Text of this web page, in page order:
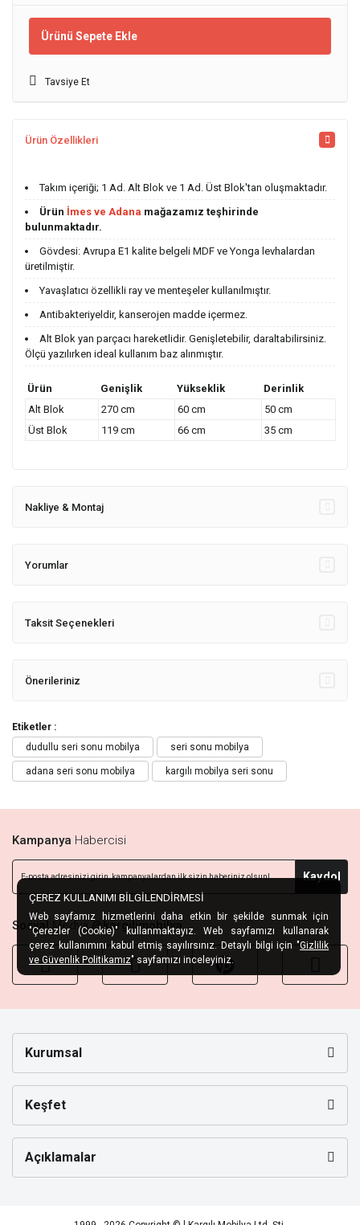
Ürünü Sepete Ekle
Tavsiye Et
Ürün Özellikleri
Takım içeriği; 1 Ad. Alt Blok ve 1 Ad. Üst Blok'tan oluşmaktadır.
Ürün İmes ve Adana mağazamız teşhirinde
bulunmaktadır.
Gövdesi: Avrupa E1 kalite belgeli MDF ve Yonga levhalardan
üretilmiştir.
Yavaşlatıcı özellikli ray ve menteşeler kullanılmıştır.
Antibakteriyeldir, kanserojen madde içermez.
Alt Blok yan parçacı hareketlidir. Genişletebilir, daraltabilirsiniz.
Ölçü yazılırken ideal kullanım baz alınmıştır.
Ürün Genişlik Yükseklik
Derinlik
Alt Blok
270 cm 60 cm
50 cm
Üst Blok
119 cm 66 cm 35 cm
Nakliye & Montaj
Yorumlar
Taksit Seçenekleri
Önerileriniz
Etiketler :
dudullu seri sonu mobilya
seri sonu mobilya
adana seri sonu mobilya kargılı mobilya seri sonu
Kampanya Habercisi
Kaydol
SosyalMedya@kargilimobilya
Kurumsal
Keşfet
Açıklamalar
ÇEREZ KULLANIMI BİLGİLENDİRMESİ
Web sayfamız hizmetlerini daha etkin bir şekilde sunmak için
"Çerezler (Cookie)" kullanmaktayız. Web sayfamızı kullanarak
çerez kullanımını kabul etmiş sayılırsınız. Detaylı bilgi için "Gizlilik
ve Güvenlik Politikamız" sayfamızı inceleyiniz.